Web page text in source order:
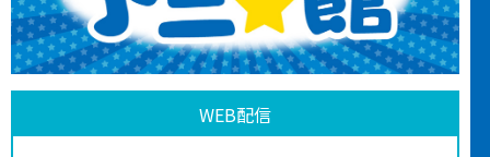
WEB配信